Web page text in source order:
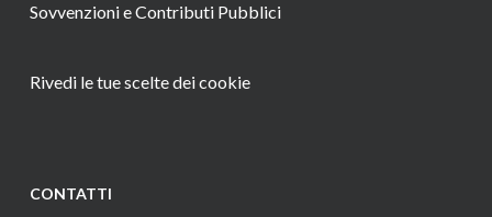
Sovvenzioni e Contributi Pubblici
Rivedi le tue scelte dei cookie
CONTATTI